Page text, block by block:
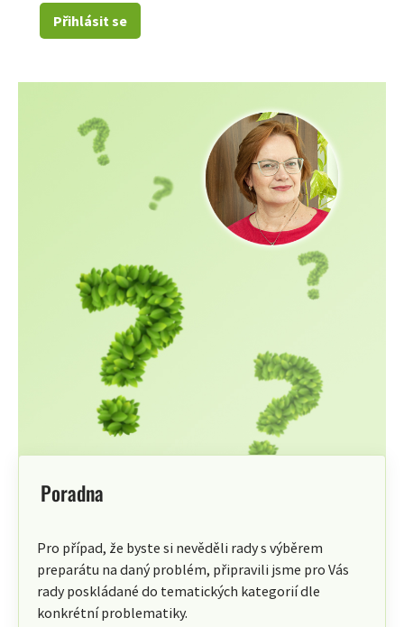
Přihlásit se
Poradna
Pro případ, že byste si nevěděli rady s výběrem
preparátu na daný problém, připravili jsme pro Vás
rady poskládané do tematických kategorií dle
konkrétní problematiky.